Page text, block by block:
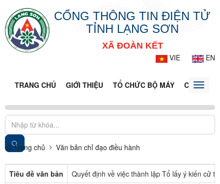
CỔNG THÔNG TIN ĐIỆN TỬ
TỈNH LẠNG SƠN
XÃ ĐOÀN KẾT
VIE
EN
TRANG CHỦ GIỚI THIỆU TỔ CHỨC BỘ MÁY CỔNGToggle
Trang chủ Văn bản chỉ đạo điều hành
Tiêu đề văn bản
Quyết định về việc thành lập Tổ lấy ý kiến cử